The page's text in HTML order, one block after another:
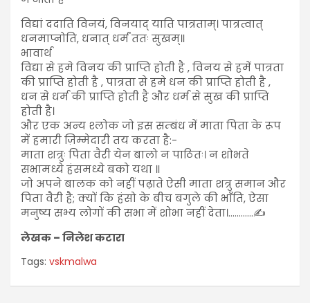
विद्यां ददाति विनयं, विनयाद् याति पात्रताम्। पात्रत्वात्
धनमाप्नोति, धनात् धर्मं ततः सुखम्॥
भावार्थ
विद्या से हमे विनय की प्राप्ति होती है , विनय से हमें पात्रता
की प्राप्ति होती है , पात्रता से हमे धन की प्राप्ति होती है ,
धन से धर्म की प्राप्ति होती है और धर्म से सुख की प्राप्ति
होती है।
और एक अन्य श्लोक जो इस सम्बंध में माता पिता के रूप
में हमारी ज़िम्मेदारी तय करता है:-
माता शत्रुः पिता वैरी येन बालो न पाठितः। न शोभते
सभामध्ये हंसमध्ये बको यथा ॥
जो अपने बालक को नहीं पढ़ाते ऐसी माता शत्रु समान और
पिता वैरी है; क्यों कि हंसो के बीच बगुले की भाँति, ऐसा
मनुष्य सभ्य लोगों की सभा में शोभा नहीं देता।…………✍️
लेखक – निलेश कटारा
Tags: vskmalwa